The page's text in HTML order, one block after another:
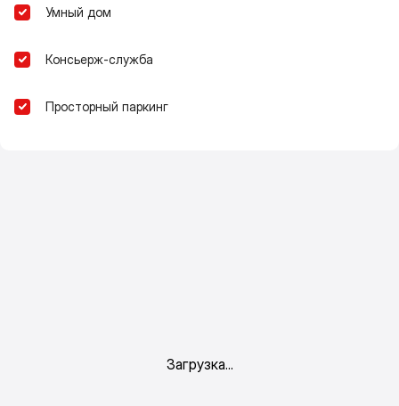
Умный дом
Консьерж-служба
Просторный паркинг